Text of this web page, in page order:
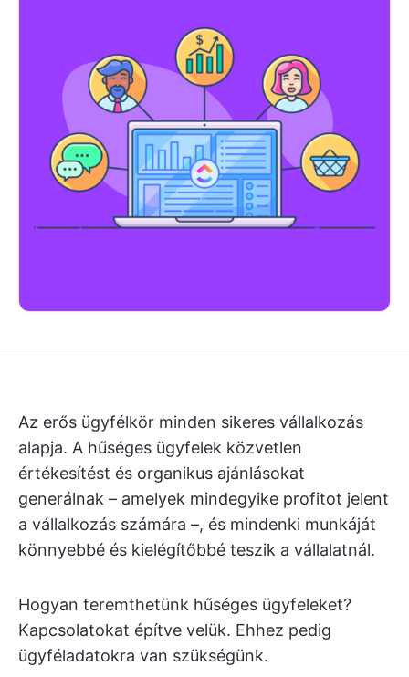
Az erős ügyfélkör minden sikeres vállalkozás
alapja. A hűséges ügyfelek közvetlen
értékesítést és organikus ajánlásokat
generálnak – amelyek mindegyike profitot jelent
a vállalkozás számára –, és mindenki munkáját
könnyebbé és kielégítőbbé teszik a vállalatnál.
Hogyan teremthetünk hűséges ügyfeleket?
Kapcsolatokat építve velük. Ehhez pedig
ügyféladatokra van szükségünk.